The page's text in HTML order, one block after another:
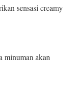
sensasi creamy
minuman akan